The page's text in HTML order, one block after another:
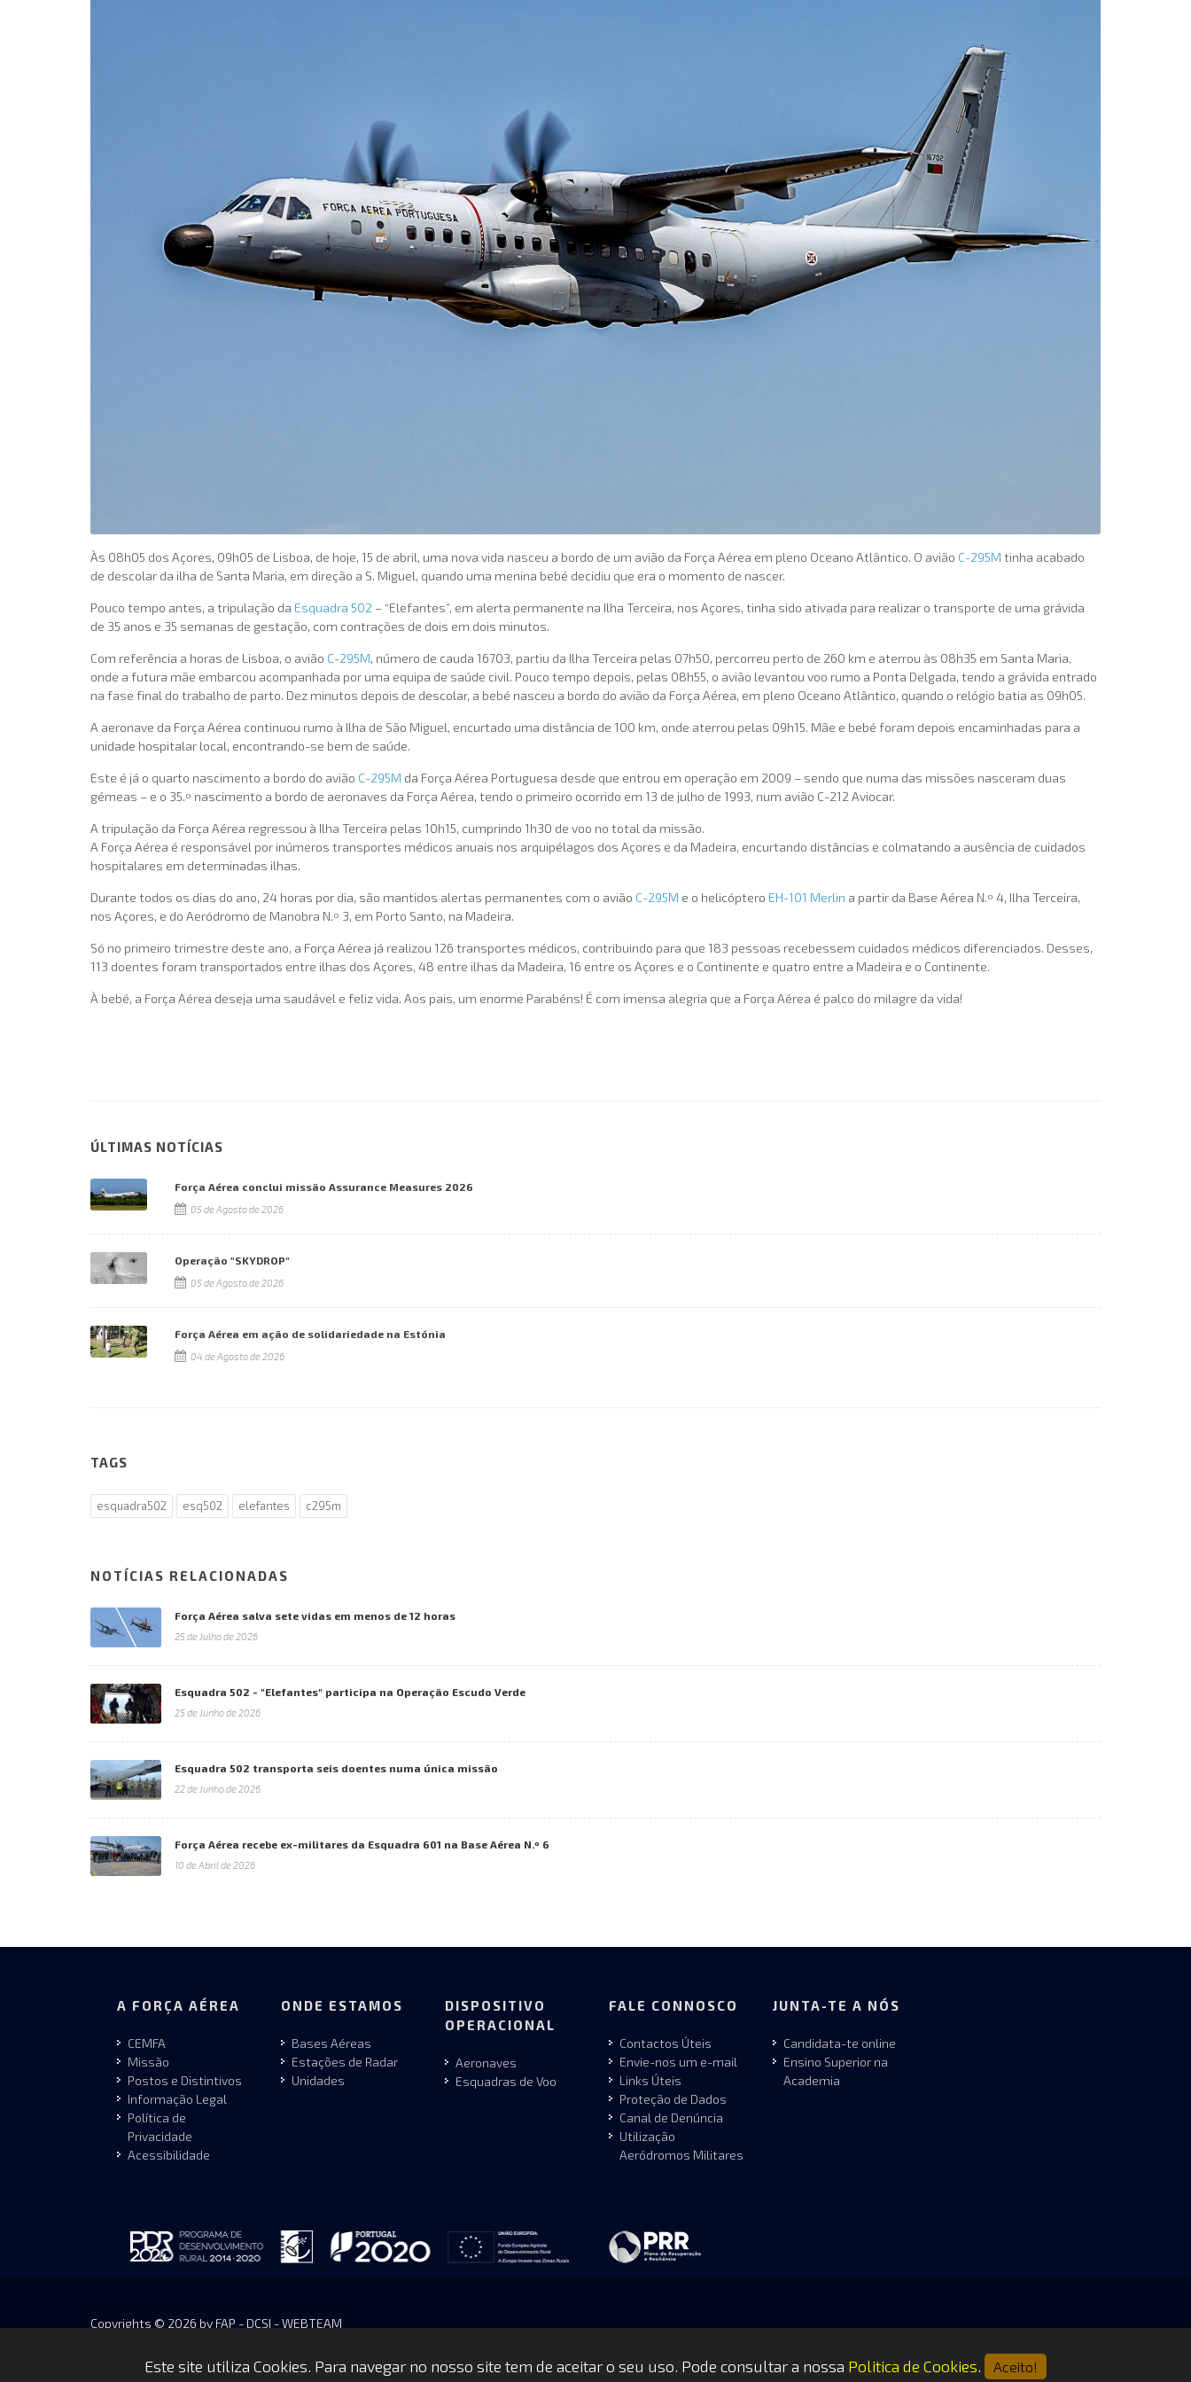
Às 08h05 dos Açores, 09h05 de Lisboa, de hoje, 15 de abril, uma nova vida nasceu a bordo de um avião da Força Aérea em pleno Oceano Atlântico. O avião C-295M tinha acabado
de descolar da ilha de Santa Maria, em direção a S. Miguel, quando uma menina bebé decidiu que era o momento de nascer.
Pouco tempo antes, a tripulação da Esquadra 502 – “Elefantes”, em alerta permanente na Ilha Terceira, nos Açores, tinha sido ativada para realizar o transporte de uma grávida
de 35 anos e 35 semanas de gestação, com contrações de dois em dois minutos.
Com referência a horas de Lisboa, o avião C-295M, número de cauda 16703, partiu da Ilha Terceira pelas 07h50, percorreu perto de 260 km e aterrou às 08h35 em Santa Maria,
onde a futura mãe embarcou acompanhada por uma equipa de saúde civil. Pouco tempo depois, pelas 08h55, o avião levantou voo rumo a Ponta Delgada, tendo a grávida entrado
na fase final do trabalho de parto. Dez minutos depois de descolar, a bebé nasceu a bordo do avião da Força Aérea, em pleno Oceano Atlântico, quando o relógio batia as 09h05.
A aeronave da Força Aérea continuou rumo à Ilha de São Miguel, encurtado uma distância de 100 km, onde aterrou pelas 09h15. Mãe e bebé foram depois encaminhadas para a
unidade hospitalar local, encontrando-se bem de saúde.
Este é já o quarto nascimento a bordo do avião C-295M da Força Aérea Portuguesa desde que entrou em operação em 2009 – sendo que numa das missões nasceram duas
gémeas – e o 35.º nascimento a bordo de aeronaves da Força Aérea, tendo o primeiro ocorrido em 13 de julho de 1993, num avião C-212 Aviocar.
A tripulação da Força Aérea regressou à Ilha Terceira pelas 10h15, cumprindo 1h30 de voo no total da missão.
A Força Aérea é responsável por inúmeros transportes médicos anuais nos arquipélagos dos Açores e da Madeira, encurtando distâncias e colmatando a ausência de cuidados
hospitalares em determinadas ilhas.
Durante todos os dias do ano, 24 horas por dia, são mantidos alertas permanentes com o avião C-295M e o helicóptero EH-101 Merlin a partir da Base Aérea N.º 4, Ilha Terceira,
nos Açores, e do Aeródromo de Manobra N.º 3, em Porto Santo, na Madeira.
Só no primeiro trimestre deste ano, a Força Aérea já realizou 126 transportes médicos, contribuindo para que 183 pessoas recebessem cuidados médicos diferenciados. Desses,
113 doentes foram transportados entre ilhas dos Açores, 48 entre ilhas da Madeira, 16 entre os Açores e o Continente e quatro entre a Madeira e o Continente.
À bebé, a Força Aérea deseja uma saudável e feliz vida. Aos pais, um enorme Parabéns! É com imensa alegria que a Força Aérea é palco do milagre da vida!
ÚLTIMAS NOTÍCIAS
Força Aérea conclui missão Assurance Measures 2026
05 de Agosto de 2026
Operação "SKYDROP"
05 de Agosto de 2026
Força Aérea em ação de solidariedade na Estónia
04 de Agosto de 2026
TAGS
esquadra502 esq502 elefantes c295m
NOTÍCIAS RELACIONADAS
Força Aérea salva sete vidas em menos de 12 horas
25 de Julho de 2026
Esquadra 502 - "Elefantes" participa na Operação Escudo Verde
25 de Junho de 2026
Esquadra 502 transporta seis doentes numa única missão
22 de Junho de 2026
Força Aérea recebe ex-militares da Esquadra 601 na Base Aérea N.º 6
10 de Abril de 2026
A FORÇA AÉREA
CEMFA
Missão
Postos e Distintivos
Informação Legal
Política de
Privacidade
Acessibilidade
ONDE ESTAMOS
Bases Aéreas
Estações de Radar
Unidades
DISPOSITIVO
OPERACIONAL
Aeronaves
Esquadras de Voo
FALE CONNOSCO
Contactos Úteis
Envie-nos um e-mail
Links Úteis
Proteção de Dados
Canal de Denúncia
Utilização
Aeródromos Militares
JUNTA-TE A NÓS
Candidata-te online
Ensino Superior na
Academia
Copyrights © 2026 by FAP - DCSI - WEBTEAM
Este site utiliza Cookies. Para navegar no nosso site tem de aceitar o seu uso. Pode consultar a nossa Politica de Cookies. Aceito!